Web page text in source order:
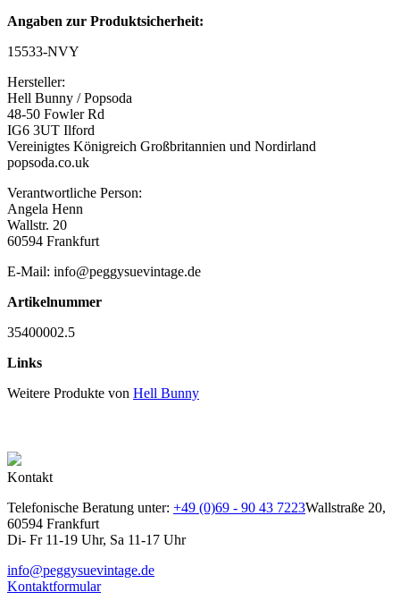
Angaben zur Produktsicherheit:
15533-NVY
Hersteller:
Hell Bunny / Popsoda
48-50 Fowler Rd
IG6 3UT Ilford
Vereinigtes Königreich Großbritannien und Nordirland
popsoda.co.uk
Verantwortliche Person:
Angela Henn
Wallstr. 20
60594 Frankfurt
E-Mail: info@peggysuevintage.de
Artikelnummer
35400002.5
Links
Weitere Produkte von Hell Bunny
Kontakt
Telefonische Beratung unter: +49 (0)69 - 90 43 7223Wallstraße 20,
60594 Frankfurt
Di- Fr 11-19 Uhr, Sa 11-17 Uhr
info@peggysuevintage.de
Kontaktformular